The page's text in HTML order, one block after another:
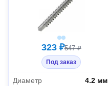
323 ₽547 ₽
Под заказ
Диаметр
4.2 мм